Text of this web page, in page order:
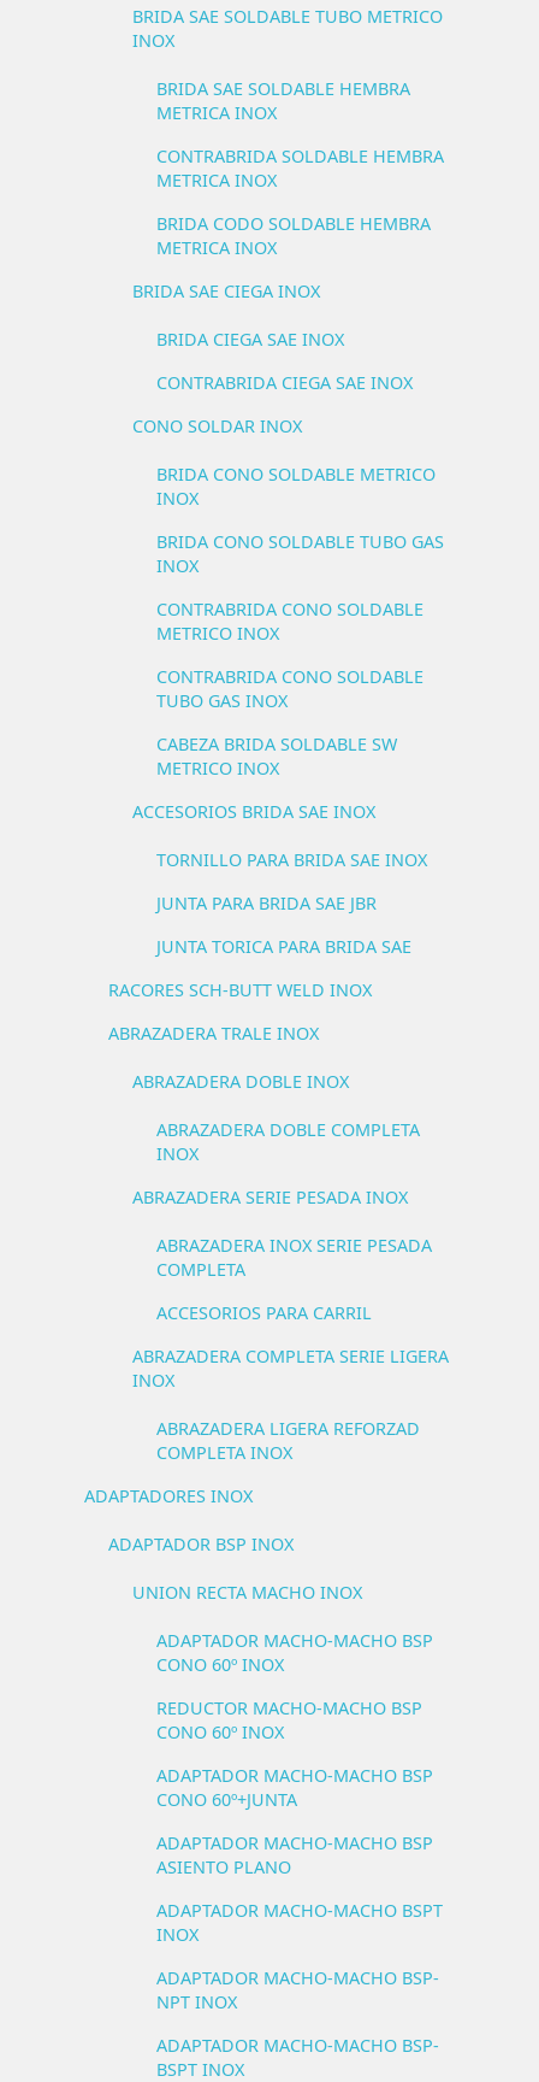
BRIDA SAE SOLDABLE TUBO METRICO
INOX
BRIDA SAE SOLDABLE HEMBRA
METRICA INOX
CONTRABRIDA SOLDABLE HEMBRA
METRICA INOX
BRIDA CODO SOLDABLE HEMBRA
METRICA INOX
BRIDA SAE CIEGA INOX
BRIDA CIEGA SAE INOX
CONTRABRIDA CIEGA SAE INOX
CONO SOLDAR INOX
BRIDA CONO SOLDABLE METRICO
INOX
BRIDA CONO SOLDABLE TUBO GAS
INOX
CONTRABRIDA CONO SOLDABLE
METRICO INOX
CONTRABRIDA CONO SOLDABLE
TUBO GAS INOX
CABEZA BRIDA SOLDABLE SW
METRICO INOX
ACCESORIOS BRIDA SAE INOX
TORNILLO PARA BRIDA SAE INOX
JUNTA PARA BRIDA SAE JBR
JUNTA TORICA PARA BRIDA SAE
RACORES SCH-BUTT WELD INOX
ABRAZADERA TRALE INOX
ABRAZADERA DOBLE INOX
ABRAZADERA DOBLE COMPLETA
INOX
ABRAZADERA SERIE PESADA INOX
ABRAZADERA INOX SERIE PESADA
COMPLETA
ACCESORIOS PARA CARRIL
ABRAZADERA COMPLETA SERIE LIGERA
INOX
ABRAZADERA LIGERA REFORZAD
COMPLETA INOX
ADAPTADORES INOX
ADAPTADOR BSP INOX
UNION RECTA MACHO INOX
ADAPTADOR MACHO-MACHO BSP
CONO 60º INOX
REDUCTOR MACHO-MACHO BSP
CONO 60º INOX
ADAPTADOR MACHO-MACHO BSP
CONO 60º+JUNTA
ADAPTADOR MACHO-MACHO BSP
ASIENTO PLANO
ADAPTADOR MACHO-MACHO BSPT
INOX
ADAPTADOR MACHO-MACHO BSP-
NPT INOX
ADAPTADOR MACHO-MACHO BSP-
BSPT INOX